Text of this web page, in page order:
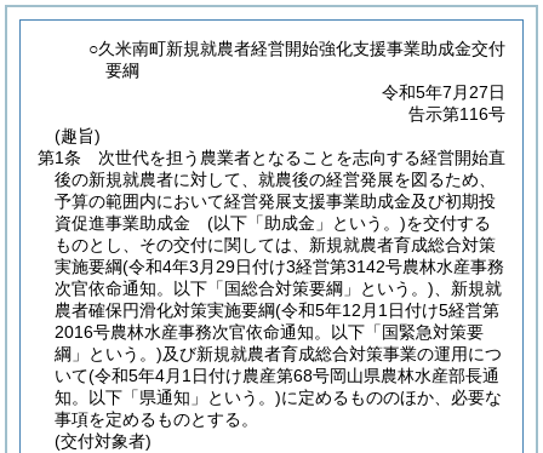
○久米南町新規就農者経営開始強化支援事業助成金交付
要綱
令和5年7月27日
告示第116号
(趣旨)
第1条
次世代を担う農業者となることを志向する経営開始直
後の新規就農者に対して、就農後の経営発展を図るため、
予算の範囲内において経営発展支援事業助成金及び初期投
資促進事業助成金 (以下「助成金」という。)を交付する
ものとし、その交付に関しては、新規就農者育成総合対策
実施要綱(令和4年3月29日付け3経営第3142号農林水産事務
次官依命通知。以下「国総合対策要綱」という。) 、新規就
農者確保円滑化対策実施要綱(令和5年12月1日付け5経営第
2016号農林水産事務次官依命通知。以下「国緊急対策要
綱」という。)及び新規就農者育成総合対策事業の運用につ
いて(令和5年4月1日付け農産第68号岡山県農林水産部長通
知。以下「県通知」という。)に定めるもののほか、必要な
事項を定めるものとする。
(交付対象者)